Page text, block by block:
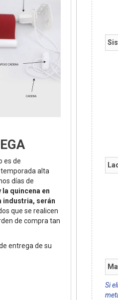
es de
temporada alta
días de
la quincena en
industria, serán
que se realicen
de compra tan
entrega de su
Si